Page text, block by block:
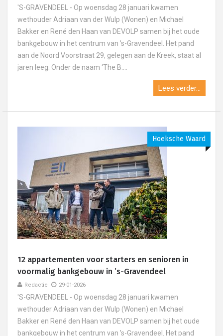
'S-GRAVENDEEL - Op woensdag 28 januari kwamen
wethouder Adriaan van der Wulp (Wonen) en Michael
Bakker en René den Haan van DEVOLP samen bij het oude
bankgebouw in het centrum van ’s-Gravendeel. Het pand
aan de Noord Voorstraat 29, gelegen aan de Kreek, staat al
jaren leeg. Onder de naam ‘The B....
Lees verder...
Hoeksche Waard
12 appartementen voor starters en senioren in
voormalig bankgebouw in ’s-Gravendeel
Redactie 29-01-2026
'S-GRAVENDEEL - Op woensdag 28 januari kwamen
wethouder Adriaan van der Wulp (Wonen) en Michael
Bakker en René den Haan van DEVOLP samen bij het oude
bankgebouw in het centrum van ’s-Gravendeel. Het pand